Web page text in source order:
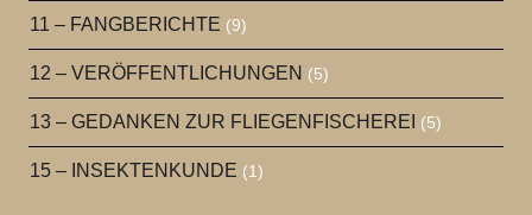
11 – FANGBERICHTE (9)
12 – VERÖFFENTLICHUNGEN (5)
13 – GEDANKEN ZUR FLIEGENFISCHEREI (5)
15 – INSEKTENKUNDE (1)